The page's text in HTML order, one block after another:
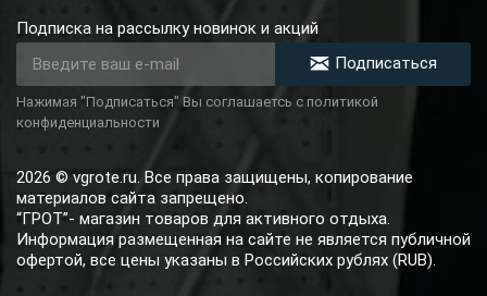
Подписка на рассылку новинок и акций
Подписаться
Нажимая "Подписаться" Вы соглашаетсь с политикой
конфиденциальности
2026 © vgrote.ru. Все права защищены, копирование
материалов сайта запрещено.
“ГРОТ”- магазин товаров для активного отдыха.
Информация размещенная на сайте не является публичной
офертой, все цены указаны в Российских рублях (RUB).